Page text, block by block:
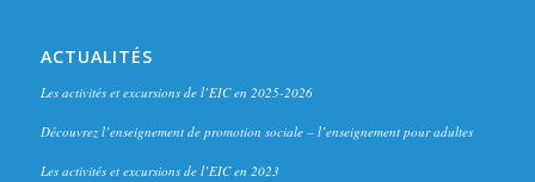
ACTUALITÉS
Les activités et excursions de l’EIC en 2025-2026
Découvrez l’enseignement de promotion sociale – l’enseignement pour adultes
Les activités et excursions de l’EIC en 2023